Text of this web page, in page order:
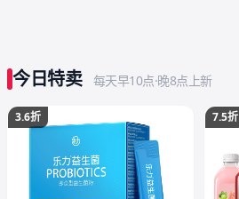
今日特卖 每天早10点·晚8点上新
3.6折 7.5折